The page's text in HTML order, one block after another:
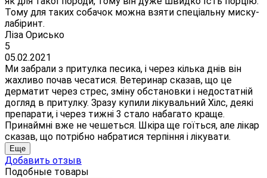
Тому для таких собачок можна взяти спеціальну миску-
лабіринт.
Ліза Орисько
5
05.02.2021
Ми забрали з притулка песика, і через кілька днів він
жахливо почав чесатися. Ветеринар сказав, що це
дерматит через стрес, зміну обстановки і недостатній
догляд в притулку. Зразу купили лікувальний Хілс, деякі
препарати, і через тижні 3 стало набагато краще.
Принаймні вже не чешеться. Шкіра ще гоїться, але лікар
сказав, що потрібно набратися терпіння і лікувати.
Еще
Добавить отзыв
Подобные товары